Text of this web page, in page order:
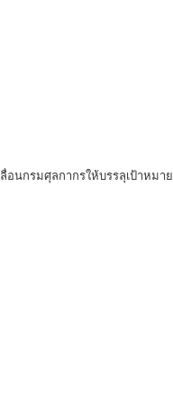
กรมศุลกากรให้บรรลุเป้าหมาย